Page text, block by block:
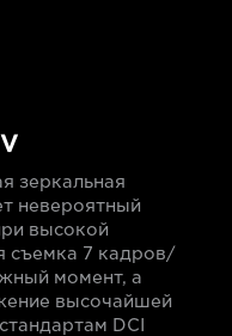
зеркальная
невероятный
высокой
съемка 7 кадров/
момент, а
высочайшей
DCI